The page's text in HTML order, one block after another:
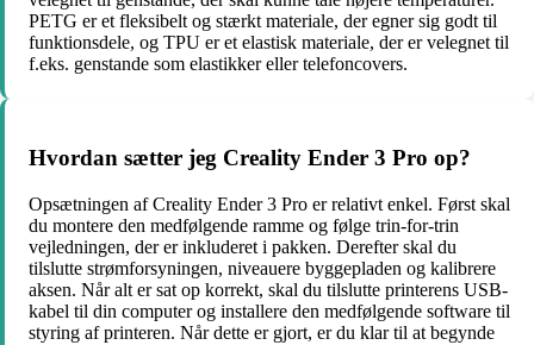
PETG er et fleksibelt og stærkt materiale, der egner sig godt til
funktionsdele, og TPU er et elastisk materiale, der er velegnet til
f.eks. genstande som elastikker eller telefoncovers.
Hvordan sætter jeg Creality Ender 3 Pro op?
Opsætningen af Creality Ender 3 Pro er relativt enkel. Først skal
du montere den medfølgende ramme og følge trin-for-trin
vejledningen, der er inkluderet i pakken. Derefter skal du
tilslutte strømforsyningen, niveauere byggepladen og kalibrere
aksen. Når alt er sat op korrekt, skal du tilslutte printerens USB-
kabel til din computer og installere den medfølgende software til
styring af printeren. Når dette er gjort, er du klar til at begynde